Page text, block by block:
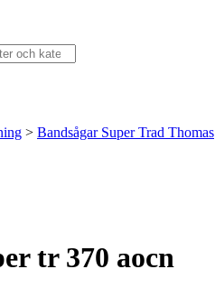
> Bandsågar Super Trad Thomas
tr 370 aocn